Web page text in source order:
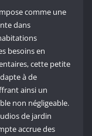
comme une
dans
besoins en
cette petite
à de
ainsi un
non négligeable.
de jardin
accrue des